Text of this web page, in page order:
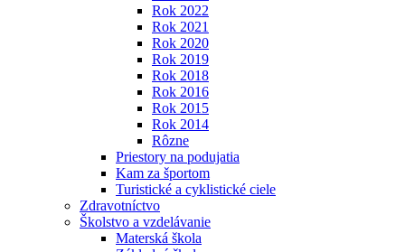
Rok 2022
Rok 2021
Rok 2020
Rok 2019
Rok 2018
Rok 2016
Rok 2015
Rok 2014
Rôzne
Priestory na podujatia
Kam za športom
Turistické a cyklistické ciele
Zdravotníctvo
Školstvo a vzdelávanie
Materská škola